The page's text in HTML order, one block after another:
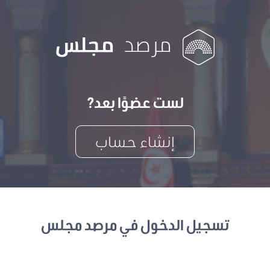
لست عضوًا بعد?
إنشاء حساب
تسجيل الدخول في مرصد مجلس